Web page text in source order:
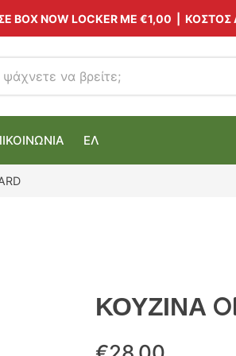
NOW LOCKER ΜΕ €1,00 | ΚΟΣΤΟΣ
ΕΛ
ΚΟΥΖΙΝΑ